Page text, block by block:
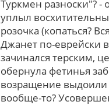
Туркмен разноски"?
уплыл
розочка (копаться?
Джанет по-еврейски
зачинался терским,
обернула фетинья
возращение выдоили
вообще-то?